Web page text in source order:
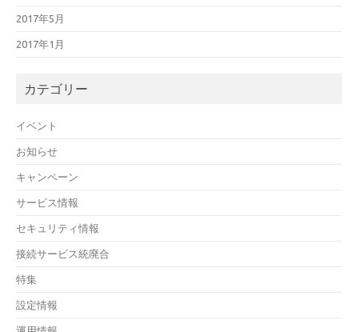
2017年5月
2017年1月
カテゴリー
イベント
お知らせ
キャンペーン
サービス情報
セキュリティ情報
接続サービス統廃合
特集
設定情報